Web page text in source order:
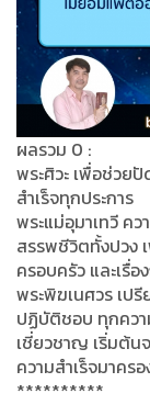
ผลรวม 0 :
พระศิวะ เพื่อช่วย
สำเร็จทุกประการ
พระแม่อุมาเทวี ค
สรรพชีวิตทั้งปวง
ครอบครัว และเรื่
พระพิฆเนศวร เป
ปฏิบัติชอบ ทุกควา
เชี่ยวชาญ เริ่มต้น
ความสำเร็จมาคร
**********